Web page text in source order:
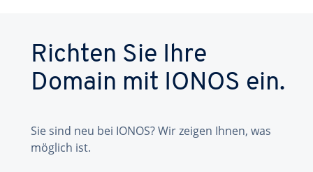
Richten Sie Ihre
Domain mit IONOS ein.
Sie sind neu bei IONOS? Wir zeigen Ihnen, was
möglich ist.